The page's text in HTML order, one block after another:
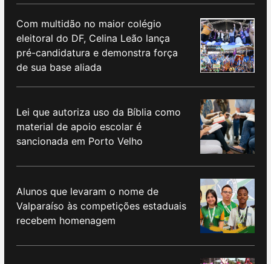
Com multidão no maior colégio
eleitoral do DF, Celina Leão lança
pré-candidatura e demonstra força
de sua base aliada
Lei que autoriza uso da Bíblia como
material de apoio escolar é
sancionada em Porto Velho
Alunos que levaram o nome de
Valparaíso às competições estaduais
recebem homenagem